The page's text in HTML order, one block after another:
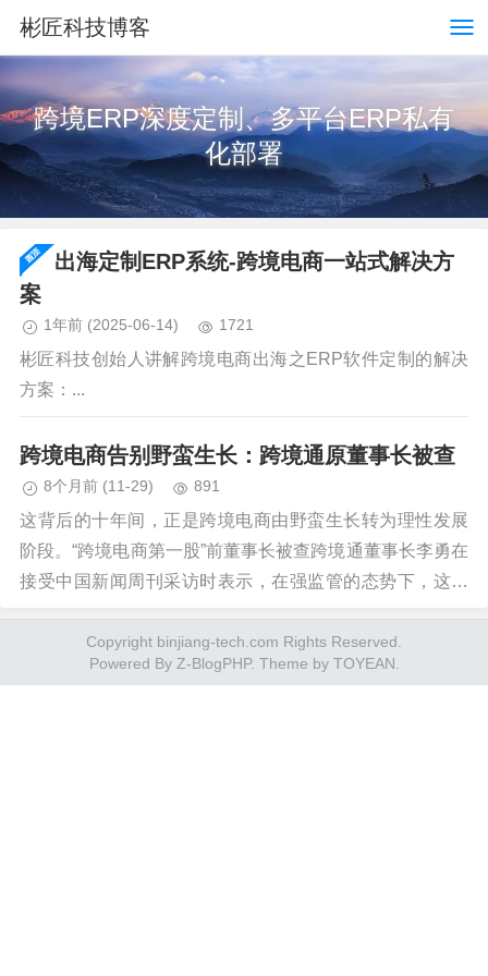
彬匠科技博客
跨境ERP深度定制、多平台ERP私有
化部署
出海定制ERP系统-跨境电商一站式解决方
案
1年前 (2025-06-14) 1721
彬匠科技创始人讲解跨境电商出海之ERP软件定制的解决
方案：...
跨境电商告别野蛮生长：跨境通原董事长被查
8个月前 (11-29) 891
这背后的十年间，正是跨境电商由野蛮生长转为理性发展
阶段。“跨境电商第一股”前董事长被查跨境通董事长李勇在
接受中国新闻周刊采访时表示，在强监管的态势下，这次
Copyright binjiang-tech.com Rights Reserved.
Powered By Z-BlogPHP. Theme by TOYEAN